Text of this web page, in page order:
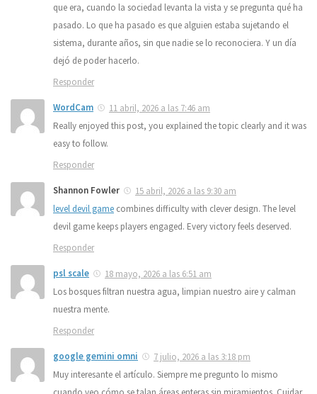
que era, cuando la sociedad levanta la vista y se pregunta qué ha
pasado. Lo que ha pasado es que alguien estaba sujetando el
sistema, durante años, sin que nadie se lo reconociera. Y un día
dejó de poder hacerlo.
Responder
WordCam
11 abril, 2026 a las 7:46 am
Really enjoyed this post, you explained the topic clearly and it was
easy to follow.
Responder
Shannon Fowler
15 abril, 2026 a las 9:30 am
level devil game combines difficulty with clever design. The level
devil game keeps players engaged. Every victory feels deserved.
Responder
psl scale
18 mayo, 2026 a las 6:51 am
Los bosques filtran nuestra agua, limpian nuestro aire y calman
nuestra mente.
Responder
google gemini omni
7 julio, 2026 a las 3:18 pm
Muy interesante el artículo. Siempre me pregunto lo mismo